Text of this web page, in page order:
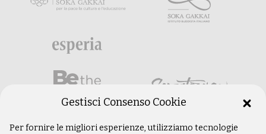
Gestisci Consenso Cookie
Per fornire le migliori esperienze, utilizziamo tecnologie